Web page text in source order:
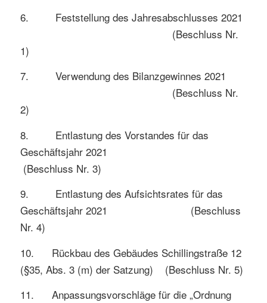
6. Feststellung des Jahresabschlusses 2021
(Beschluss Nr.
1)
7. Verwendung des Bilanzgewinnes 2021
(Beschluss Nr.
2)
8. Entlastung des Vorstandes für das
Geschäftsjahr 2021
(Beschluss Nr. 3)
9. Entlastung des Aufsichtsrates für das
Geschäftsjahr 2021 (Beschluss
Nr. 4)
10. Rückbau des Gebäudes Schillingstraße 12
(§35, Abs. 3 (m) der Satzung) (Beschluss Nr. 5)
11. Anpassungsvorschläge für die „Ordnung